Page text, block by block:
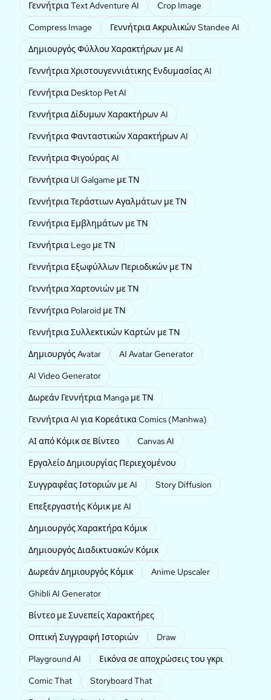
Γεννήτρια Text Adventure AI
Crop Image
Compress Image
Γεννήτρια Ακρυλικών Standee AI
Δημιουργός Φύλλου Χαρακτήρων με AI
Γεννήτρια Χριστουγεννιάτικης Ενδυμασίας AI
Γεννήτρια Desktop Pet AI
Γεννήτρια Δίδυμων Χαρακτήρων AI
Γεννήτρια Φανταστικών Χαρακτήρων AI
Γεννήτρια Φιγούρας AI
Γεννήτρια UI Galgame με ΤΝ
Γεννήτρια Τεράστιων Αγαλμάτων με ΤΝ
Γεννήτρια Εμβλημάτων με ΤΝ
Γεννήτρια Lego με ΤΝ
Γεννήτρια Εξωφύλλων Περιοδικών με ΤΝ
Γεννήτρια Χαρτονιών με ΤΝ
Γεννήτρια Polaroid με ΤΝ
Γεννήτρια Συλλεκτικών Καρτών με ΤΝ
Δημιουργός Avatar
AI Avatar Generator
AI Video Generator
Δωρεάν Γεννήτρια Manga με ΤΝ
Γεννήτρια AI για Κορεάτικα Comics (Manhwa)
AΙ από Κόμικ σε Βίντεο
Canvas AI
Εργαλείο Δημιουργίας Περιεχομένου
Συγγραφέας Ιστοριών με AI
Story Diffusion
Επεξεργαστής Κόμικ με AI
Δημιουργός Χαρακτήρα Κόμικ
Δημιουργός Διαδικτυακών Κόμικ
Δωρεάν Δημιουργός Κόμικ
Anime Upscaler
Ghibli AI Generator
Βίντεο με Συνεπείς Χαρακτήρες
Οπτική Συγγραφή Ιστοριών
Draw
Playground AI
Εικόνα σε αποχρώσεις του γκρι
Comic That
Storyboard That